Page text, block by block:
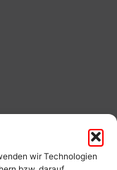
wir Technologien